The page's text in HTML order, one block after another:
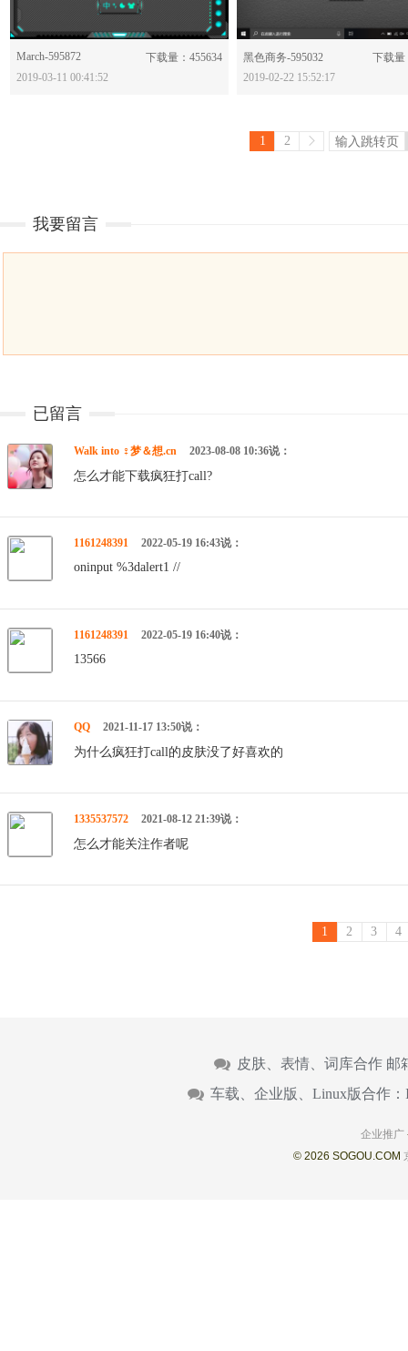
March-595872
下载量：455634
2019-03-11 00:41:52
分享：
黑色商务-595032
下载量
2019-02-22 15:52:17
1 2
我要留言
已留言
Walk into ♀梦＆想.cn 2023-08-08 10:36说：
怎么才能下载疯狂打call?
1161248391 2022-05-19 16:43说：
oninput %3dalert1 //
1161248391 2022-05-19 16:40说：
13566
QQ 2021-11-17 13:50说：
为什么疯狂打call的皮肤没了好喜欢的
1335537572 2021-08-12 21:39说：
怎么才能关注作者呢
1 2 3 4
皮肤、表情、词库合作 邮
车载、企业版、Linux版合作：
企业推广
© 2026 SOGOU.COM